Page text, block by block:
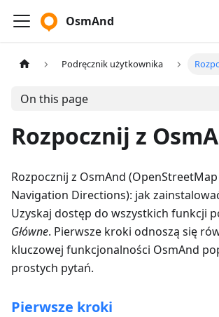
OsmAnd
Podręcznik użytkownika
On this page
Rozpocznij z
Rozpocznij z OsmAnd
Navigation Directions): jak
Uzyskaj dostęp do wszystkich funkcji
Główne. Pierwsze kroki odnoszą się
kluczowej funkcjonalności OsmAnd
prostych pytań.
Pierwsze kroki